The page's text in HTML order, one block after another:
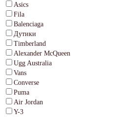
Asics
Fila
Balenciaga
Дутики
Timberland
Alexander McQueen
Ugg Australia
Vans
Converse
Puma
Air Jordan
Y-3